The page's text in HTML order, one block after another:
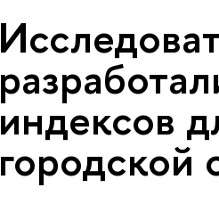
индексов
городской